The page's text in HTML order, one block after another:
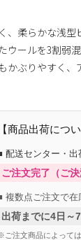
、柔らかな浅型
ウールを3割弱
かぶりやすく、
【商品出荷につ
配送センター・
ご注文完了（ご
複数点ご注文で在
出荷までに4日～
ご注文商品によって